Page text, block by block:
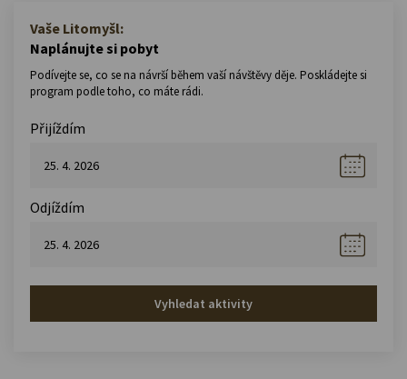
Vaše Litomyšl:
Naplánujte si pobyt
Podívejte se, co se na návrší během vaší návštěvy děje. Poskládejte si
program podle toho, co máte rádi.
Přijíždím
Odjíždím
Vyhledat aktivity